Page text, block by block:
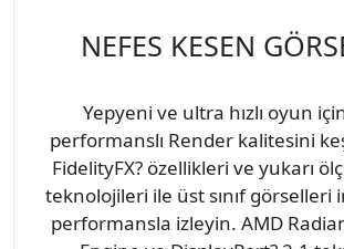
NEFES KESEN
Yepyeni ve ultra hızlı oyun
performanslı Render kalitesini
FidelityFX? özellikleri ve yukarı
teknolojileri ile üst sınıf görselleri
performansla izleyin. AMD